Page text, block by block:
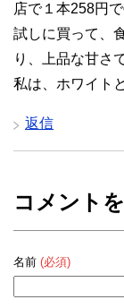
店で１本258円
試しに買って、
り、上品な甘さ
私は、ホワイト
返信
コメント
名前 (必須)